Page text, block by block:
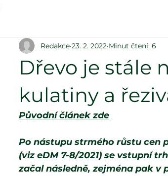
Dřevo je stále
kulatiny a
Redakce 23. 2. 2022 Minut čtení: 6
Původní článek zde
Po nástupu strmého růstu cen
(viz eDM 7-8/2021) se vstupní
začal následně, zejména pak v